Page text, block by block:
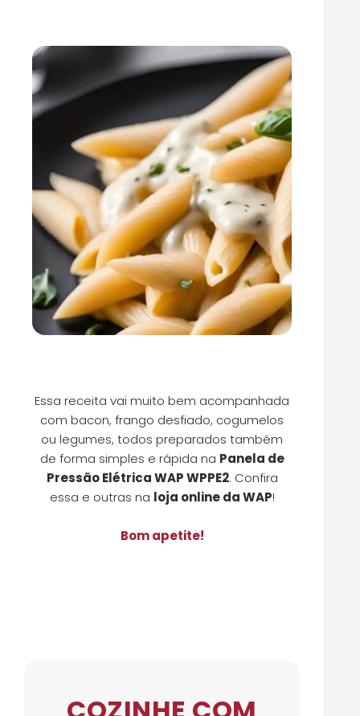
Essa receita vai muito bem acompanhada
com bacon, frango desfiado, cogumelos
ou legumes, todos preparados também
de forma simples e rápida na Panela de
Pressão Elétrica WAP WPPE2. Confira
essa e outras na loja online da WAP!
Bom apetite!